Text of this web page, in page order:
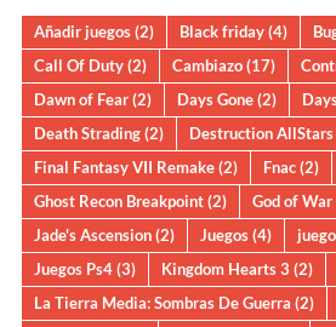
Añadir juegos(2) Black friday(4)
Call Of Duty(2) Cambiazo(17)
Dawn of Fear(2) Days Gone(2)
Death Strading(2) Destruction AllStars
Final Fantasy VII Remake(2) Fnac(2)
Ghost Recon Breakpoint(2) God of War
Jade's Ascension(2) Juegos(4)
Juegos Ps4(3) Kingdom Hearts 3 (2)
La Tierra Media: Sombras De Guerra (2)